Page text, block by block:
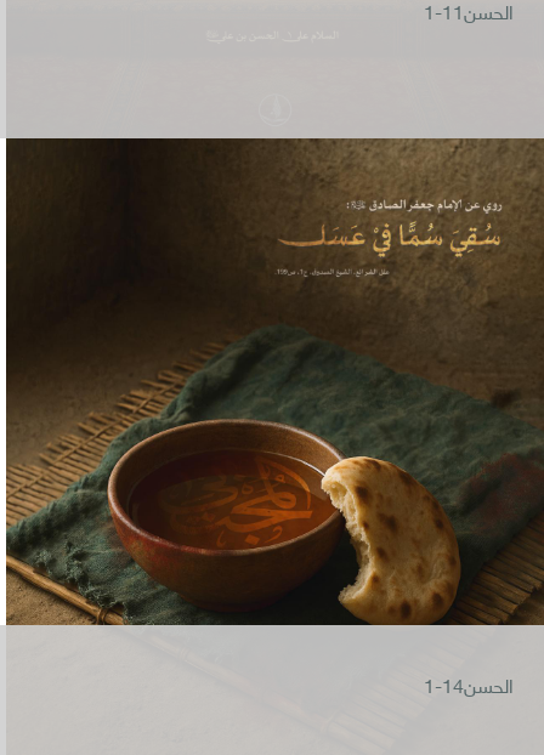
الحسن11-1
الحسن14-1